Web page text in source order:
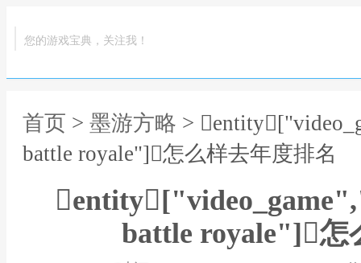
您的游戏宝典，关注我！
首页 > 墨游方略 >
battle royale"]怎么样去年度排名
battle royale"]怎